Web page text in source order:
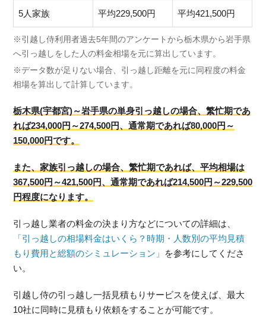
5人家族 平均229,500円 平均421,500円
※引越し侍利用者過去5年間のアンケートから栃木県から岩手県
へ引っ越しをした人の料金相場を元に算出しています。
※データ数が足りない場合、引っ越し距離を元に同程度の料金
相場を算出して計算しています。
栃木県(宇都宮)～岩手県の単身引っ越しの場合、繁忙期であ
れば234,000円～274,500円、通常期であれば80,000円～
150,000円です。
また、家族引っ越しの場合、繁忙期であれば、平均相場は
367,500円～421,500円、通常期であれば214,500円～229,500
円程度になります。
引っ越し業者の料金の決まり方などについての詳細は、
「引っ越しの相場料金はいくら？時期・人数別の平均見積
もり費用と総額のシミュレーション」 を参考にしてくださ
い。
引越し侍の引っ越し一括見積もりサービスを使えば、最大
10社に同時に見積もり依頼をすることが可能です。